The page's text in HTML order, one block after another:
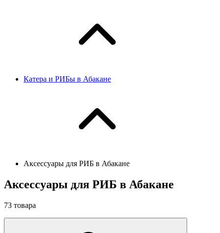
Катера и РИБы в Абакане
Аксессуары для РИБ в Абакане
Аксессуары для РИБ в Абакане
73 товара